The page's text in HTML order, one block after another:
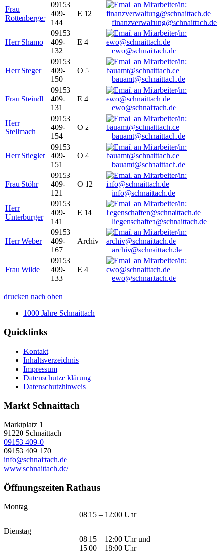
Frau
Rottenberger
09153
409-
144
E 12
finanzverwaltung@schnaittach.de
Herr Shamo
09153
409-
132
E 4
ewo@schnaittach.de
Herr Steger
09153
409-
150
O 5
bauamt@schnaittach.de
Frau Steindl
09153
409-
131
E 4
ewo@schnaittach.de
Herr
Stellmach
09153
409-
154
O 2
bauamt@schnaittach.de
Herr Stiegler
09153
409-
151
O 4
bauamt@schnaittach.de
Frau Stöhr
09153
409-
121
O 12
info@schnaittach.de
Herr
Unterburger
09153
409-
141
E 14
liegenschaften@schnaittach.de
Herr Weber
09153
409-
167
Archiv
archiv@schnaittach.de
Frau Wilde
09153
409-
133
E 4
ewo@schnaittach.de
drucken nach oben
1000 Jahre Schnaittach
Quicklinks
Kontakt
Inhaltsverzeichnis
Impressum
Datenschutzerklärung
Datenschutzhinweis
Markt Schnaittach
Marktplatz 1
91220 Schnaittach
09153 409-0
09153 409-170
info@schnaittach.de
www.schnaittach.de/
Öffnungszeiten Rathaus
Montag
08:15 – 12:00 Uhr
Dienstag
08:15 – 12:00 Uhr und
15:00 – 18:00 Uhr